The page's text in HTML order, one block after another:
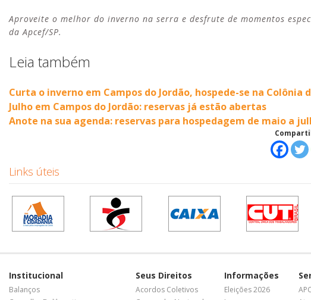
Aproveite o melhor do inverno na serra e desfrute de momentos
da Apcef/SP.
Leia também
Curta o inverno em Campos do Jordão, hospede-se na Colônia
Julho em Campos do Jordão: reservas já estão abertas
Anote na sua agenda: reservas para hospedagem de maio a
Links úteis
Institucional
Balanços
Seus Direitos
Acordos Coletivos
Informações
Eleições 2026